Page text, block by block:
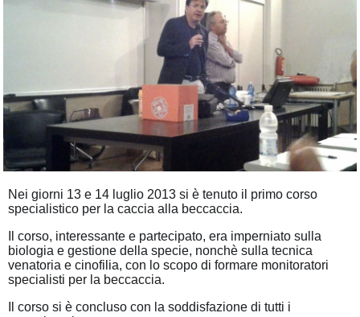
Nei giorni 13 e 14 luglio 2013 si è tenuto il primo corso
specialistico per la caccia alla beccaccia.
Il corso, interessante e partecipato, era imperniato sulla
biologia e gestione della specie, nonchè sulla tecnica
venatoria e cinofilia, con lo scopo di formare monitoratori
specialisti per la beccaccia.
Il corso si è concluso con la soddisfazione di tutti i